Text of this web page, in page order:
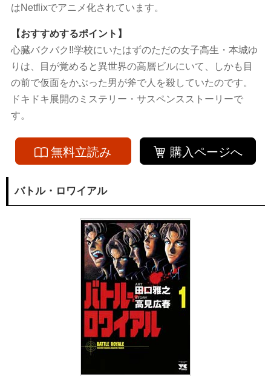
はNetflixでアニメ化されています。
【おすすめするポイント】
心臓バクバク‼学校にいたはずのただの女子高生・本城ゆ
りは、目が覚めると異世界の高層ビルにいて、しかも目
の前で仮面をかぶった男が斧で人を殺していたのです。
ドキドキ展開のミステリー・サスペンスストーリーで
す。
無料立読み 購入ページへ
バトル・ロワイアル